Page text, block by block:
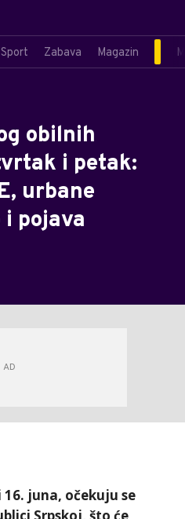
Sport Zabava Magazin
obilnih
i petak:
urbane
i pojava
juna, očekuju se